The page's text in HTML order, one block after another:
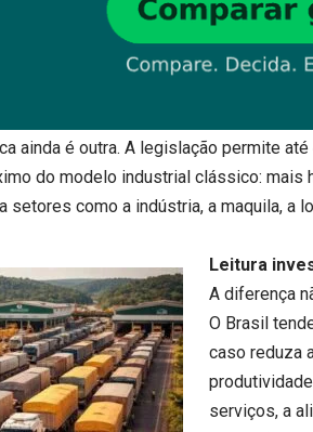
ainda é outra. A legislação permite até
do modelo industrial clássico:
setores como a indústria, a maquila, a
Leitura
A diferença
O Brasil
caso reduza
serviços, a